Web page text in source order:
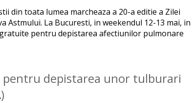
din toata lumea marcheaza a 20-a editie a Zilei
Astmului. La Bucuresti, in weekendul 12-13 mai, in
pentru depistarea afectiunilor pulmonare
pentru depistarea unor tulburari